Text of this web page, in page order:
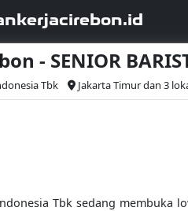
- SENIOR
Tbk Jakarta Timur dan 3
Tbk sedang membuka